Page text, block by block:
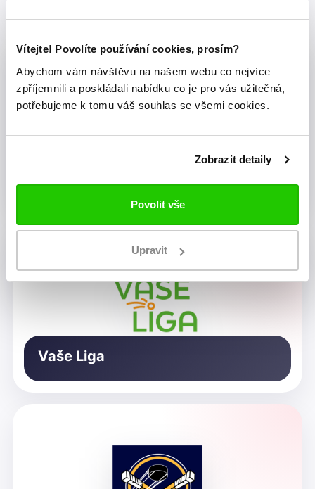
Vítejte! Povolíte používání cookies, prosím?
Abychom vám návštěvu na našem webu co nejvíce
zpříjemnili a poskládali nabídku co je pro vás užitečná,
potřebujeme k tomu váš souhlas se všemi cookies.
Zobrazit detaily
Povolit vše
Upravit
Vaše Liga